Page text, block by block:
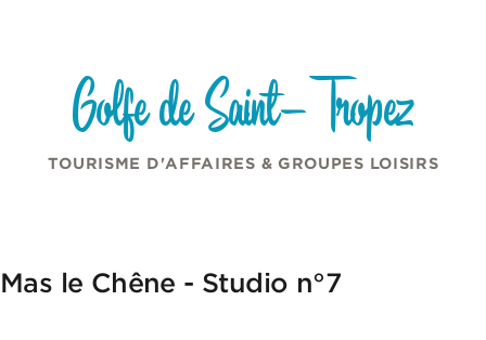
Golfe de Saint-Tropez
TOURISME D'AFFAIRES & GROUPES LOISIRS
Mas le Chêne - Studio n°7